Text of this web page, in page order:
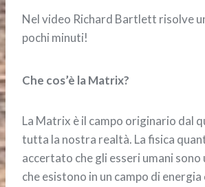
Nel video Richard Bartlett risolve
pochi minuti!
Che cos’è la Matrix?
La Matrix è il campo originario dal
tutta la nostra realtà. La fisica
accertato che gli esseri umani sono
che esistono in un campo di